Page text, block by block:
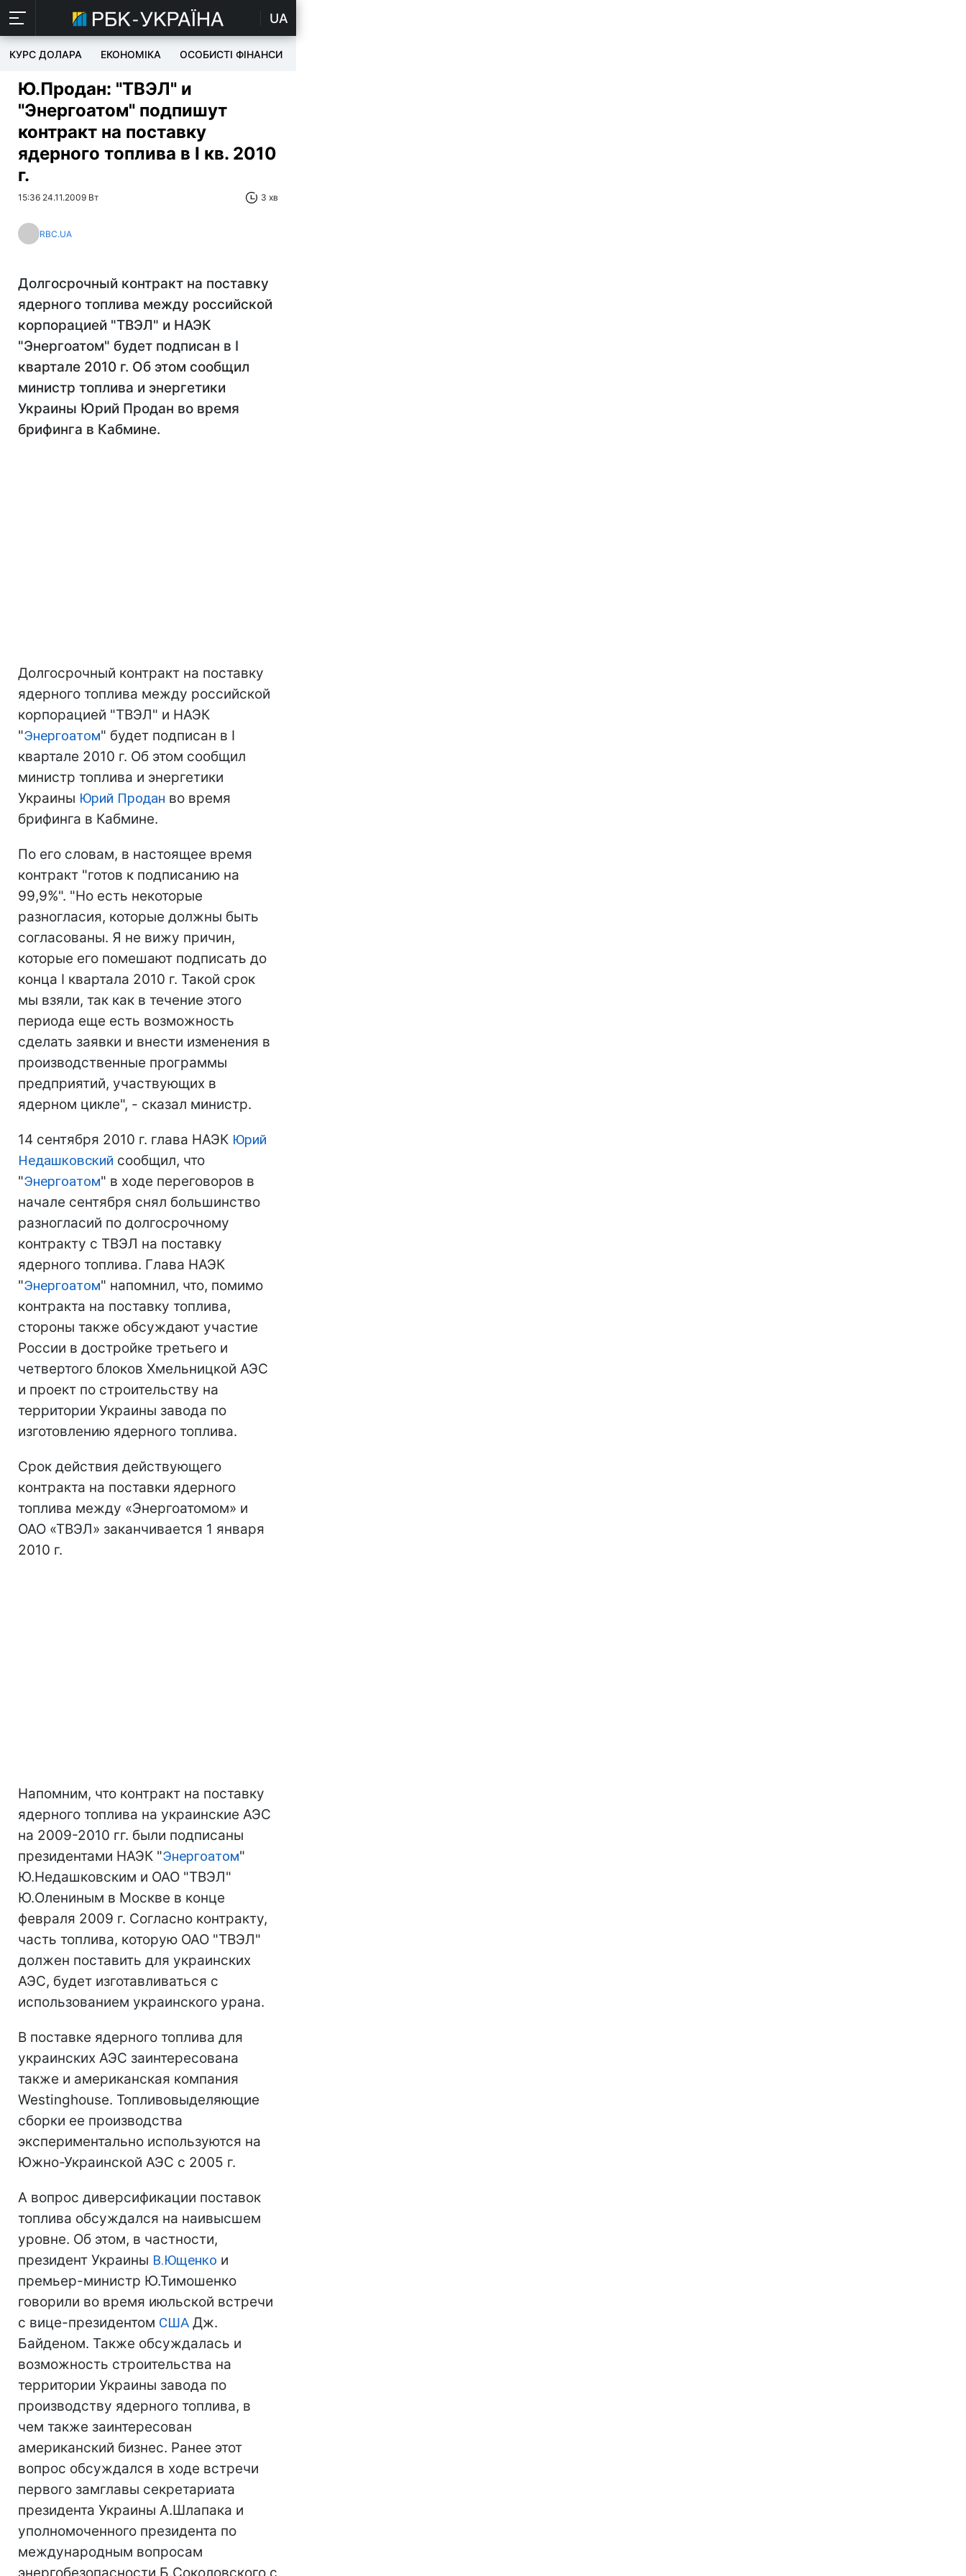
UA
КУРС ДОЛАРА ЕКОНОМІКА ОСОБИСТІ ФІНАНСИ
Ю.Продан: "ТВЭЛ" и
"Энергоатом" подпишут
контракт на поставку
ядерного топлива в I кв. 2010
г.
15:36 24.11.2009 Вт 3 хв
RBC.UA
Долгосрочный контракт на поставку
ядерного топлива между российской
корпорацией "ТВЭЛ" и НАЭК
"Энергоатом" будет подписан в I
квартале 2010 г. Об этом сообщил
министр топлива и энергетики
Украины Юрий Продан во время
брифинга в Кабмине.
Долгосрочный контракт на поставку
ядерного топлива между российской
корпорацией "ТВЭЛ" и НАЭК
"Энергоатом" будет подписан в I
квартале 2010 г. Об этом сообщил
министр топлива и энергетики
Украины Юрий Продан во время
брифинга в Кабмине.
По его словам, в настоящее время
контракт "готов к подписанию на
99,9%". "Но есть некоторые
разногласия, которые должны быть
согласованы. Я не вижу причин,
которые его помешают подписать до
конца I квартала 2010 г. Такой срок
мы взяли, так как в течение этого
периода еще есть возможность
сделать заявки и внести изменения в
производственные программы
предприятий, участвующих в
ядерном цикле", - сказал министр.
14 сентября 2010 г. глава НАЭК Юрий
Недашковский сообщил, что
"Энергоатом" в ходе переговоров в
начале сентября снял большинство
разногласий по долгосрочному
контракту с ТВЭЛ на поставку
ядерного топлива. Глава НАЭК
"Энергоатом" напомнил, что, помимо
контракта на поставку топлива,
стороны также обсуждают участие
России в достройке третьего и
четвертого блоков Хмельницкой АЭС
и проект по строительству на
территории Украины завода по
изготовлению ядерного топлива.
Срок действия действующего
контракта на поставки ядерного
топлива между «Энергоатомом» и
ОАО «ТВЭЛ» заканчивается 1 января
2010 г.
Напомним, что контракт на поставку
ядерного топлива на украинские АЭС
на 2009-2010 гг. были подписаны
президентами НАЭК "Энергоатом"
Ю.Недашковским и ОАО "ТВЭЛ"
Ю.Олениным в Москве в конце
февраля 2009 г. Согласно контракту,
часть топлива, которую ОАО "ТВЭЛ"
должен поставить для украинских
АЭС, будет изготавливаться с
использованием украинского урана.
В поставке ядерного топлива для
украинских АЭС заинтересована
также и американская компания
Westinghouse. Топливовыделяющие
сборки ее производства
экспериментально используются на
Южно-Украинской АЭС с 2005 г.
А вопрос диверсификации поставок
топлива обсуждался на наивысшем
уровне. Об этом, в частности,
президент Украины В.Ющенко и
премьер-министр Ю.Тимошенко
говорили во время июльской встречи
с вице-президентом США Дж.
Байденом. Также обсуждалась и
возможность строительства на
территории Украины завода по
производству ядерного топлива, в
чем также заинтересован
американский бизнес. Ранее этот
вопрос обсуждался в ходе встречи
первого замглавы секретариата
президента Украины А.Шлапака и
уполномоченного президента по
международным вопросам